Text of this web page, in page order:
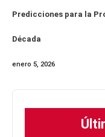
Predicciones para la
Década
enero 5, 2026